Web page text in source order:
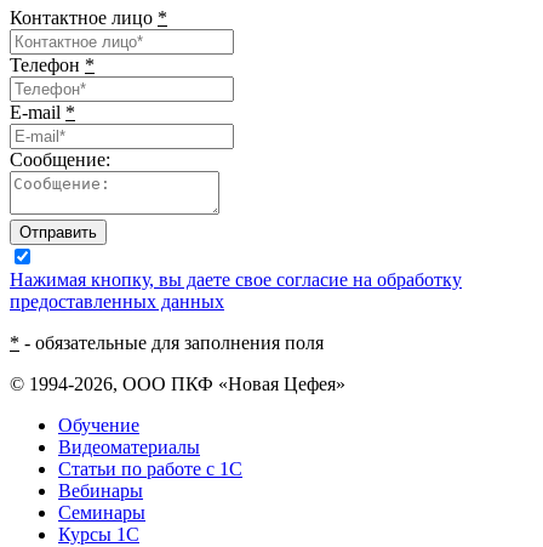
Контактное лицо *
Телефон *
E-mail *
Сообщение:
Отправить
Нажимая кнопку, вы даете свое согласие на обработку
предоставленных данных
* - обязательные для заполнения поля
© 1994-2026, ООО ПКФ «Новая Цефея»
Обучение
Видеоматериалы
Статьи по работе с 1С
Вебинары
Семинары
Курсы 1С